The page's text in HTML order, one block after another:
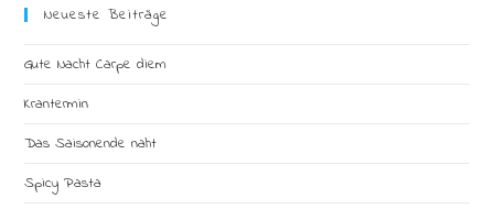
Neueste Beiträge
Gute Nacht Carpe diem
Krantermin
Das Saisonende naht
Spicy Pasta